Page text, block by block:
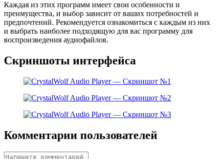
Каждая из этих программ имеет свои особенности и
преимущества, и выбор зависит от ваших потребностей и
предпочтений. Рекомендуется ознакомиться с каждым из них
и выбрать наиболее подходящую для вас программу для
воспроизведения аудиофайлов.
Скриншоты интерфейса
Комментарии пользователей